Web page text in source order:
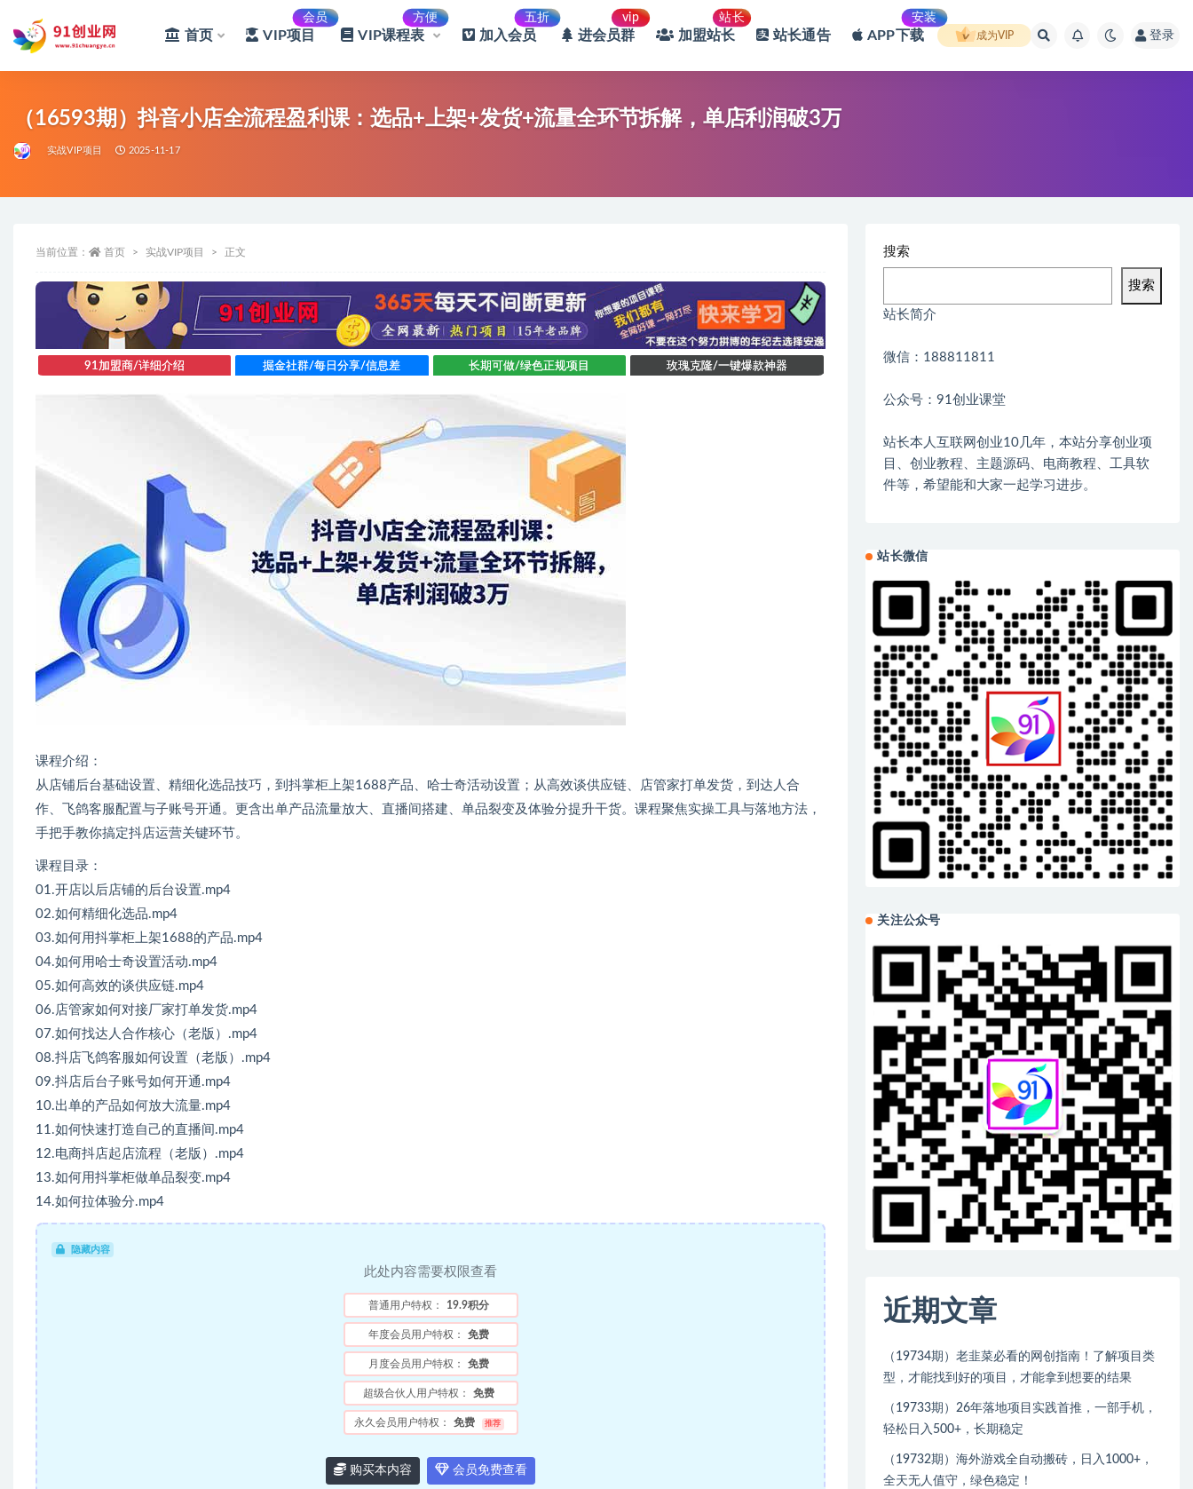
首页 VIP项目
会员
VIP课程表
方便
加入会员
五折
进会员群
vip
加盟站长
站长
站长通告 APP下载
安装
成为VIP 登录
（16593期）抖音小店全流程盈利课：选品+上架+发货+流量全环节拆解，单店利润破3万
实战VIP项目 2025-11-17
当前位置： 首页 实战VIP项目 正文
91加盟商/详细介绍 掘金社群/每日分享/信息差 长期可做/绿色正规项目 玫瑰克隆/一键爆款神器
课程介绍：
从店铺后台基础设置、精细化选品技巧，到抖掌柜上架1688产品、哈士奇活动设置；从高效谈供应链、店管家打单发货，到达人合
作、飞鸽客服配置与子账号开通。更含出单产品流量放大、直播间搭建、单品裂变及体验分提升干货。课程聚焦实操工具与落地方法，
手把手教你搞定抖店运营关键环节。
课程目录：
01.开店以后店铺的后台设置.mp4
02.如何精细化选品.mp4
03.如何用抖掌柜上架1688的产品.mp4
04.如何用哈士奇设置活动.mp4
05.如何高效的谈供应链.mp4
06.店管家如何对接厂家打单发货.mp4
07.如何找达人合作核心（老版）.mp4
08.抖店飞鸽客服如何设置（老版）.mp4
09.抖店后台子账号如何开通.mp4
10.出单的产品如何放大流量.mp4
11.如何快速打造自己的直播间.mp4
12.电商抖店起店流程（老版）.mp4
13.如何用抖掌柜做单品裂变.mp4
14.如何拉体验分.mp4
隐藏内容
此处内容需要权限查看
普通用户特权： 19.9积分
年度会员用户特权： 免费
月度会员用户特权： 免费
超级合伙人用户特权： 免费
永久会员用户特权： 免费 推荐
购买本内容 会员免费查看
搜索
搜索
站长简介
微信：188811811
公众号：91创业课堂
站长本人互联网创业10几年，本站分享创业项
目、创业教程、主题源码、电商教程、工具软
件等，希望能和大家一起学习进步。
站长微信
关注公众号
近期文章
（19734期）老韭菜必看的网创指南！了解项目类
型，才能找到好的项目，才能拿到想要的结果
（19733期）26年落地项目实践首推，一部手机，
轻松日入500+，长期稳定
（19732期）海外游戏全自动搬砖，日入1000+，
全天无人值守，绿色稳定！